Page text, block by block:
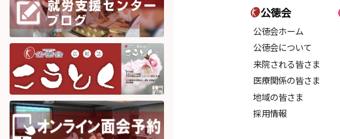
公徳会
公徳会ホーム
公徳会について
来院される皆さま
医療関係の皆さま
地域の皆さま
採用情報